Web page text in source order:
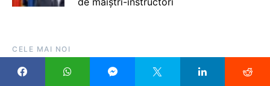
CELE MAI NOI
ULTIMĂ ORĂ Elevii români au obținut 3 medalii de